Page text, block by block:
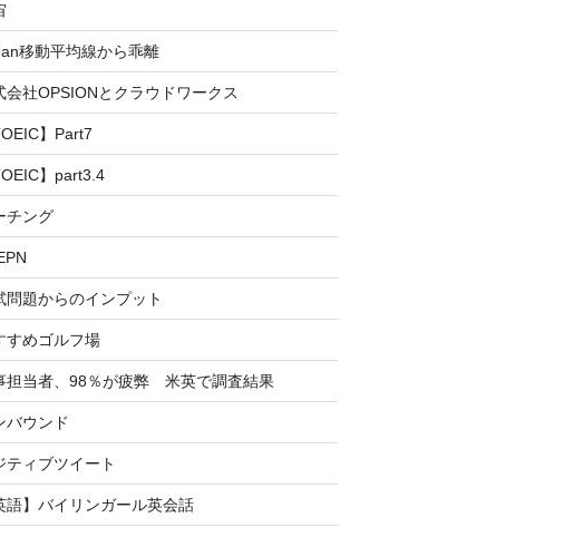
移動平均線から乖離
会社OPSIONとクラウドワークス
】Part7
】part3.4
チング
問題からのインプット
すめゴルフ場
担当者、98％が疲弊 米英で調査結果
バウンド
ティブツイート
語】バイリンガール英会話